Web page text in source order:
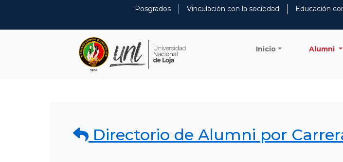
Posgrados Vinculación con la sociedad Educación
Inicio Alumni
Directorio de Alumni por